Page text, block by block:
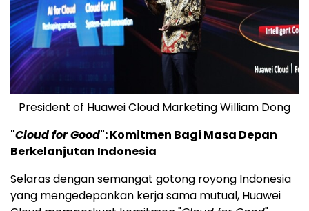
President of Huawei Cloud Marketing William Dong
"Cloud for Good": Komitmen Bagi Masa Depan
Berkelanjutan Indonesia
Selaras dengan semangat gotong royong Indonesia
yang mengedepankan kerja sama mutual, Huawei